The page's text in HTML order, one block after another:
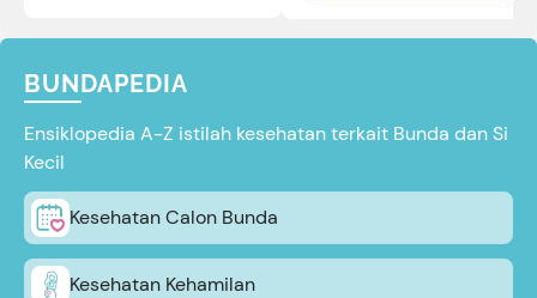
BUNDAPEDIA
Ensiklopedia A-Z istilah kesehatan terkait Bunda dan Si
Kecil
Kesehatan Calon Bunda
Kesehatan Kehamilan